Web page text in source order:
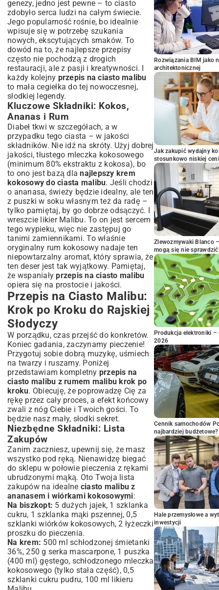
genezy, jedno jest pewne – to ciasto
zdobyło serca ludzi na całym świecie.
Jego popularność rośnie, bo idealnie
wpisuje się w potrzebę szukania
nowych, ekscytujących smaków. To
dowód na to, że najlepsze przepisy
często nie pochodzą z drogich
restauracji, ale z pasji i kreatywności. I
każdy kolejny przepis na ciasto malibu
to mała cegiełka do tej nowoczesnej,
słodkiej legendy.
Kluczowe Składniki: Kokos,
Ananas i Rum
Diabeł tkwi w szczegółach, a w
przypadku tego ciasta – w jakości
składników. Nie idź na skróty. Użyj dobrej
jakości, tłustego mleczka kokosowego
(minimum 80% ekstraktu z kokosa), bo
to ono jest bazą dlanajlepszy krem
kokosowy do ciasta malibu. Jeśli chodzi
o ananasa, świeży będzie idealny, ale ten
z puszki w soku własnym też da radę –
tylko pamiętaj, by go dobrze odsączyć. I
wreszcie likier Malibu. To on jest sercem
tego wypieku, więc nie zastępuj go
tanimi zamiennikami. To właśnie
oryginalny rum kokosowy nadaje ten
niepowtarzalny aromat, który sprawia, że
ten deser jest tak wyjątkowy. Pamiętaj,
że wspaniałyprzepis na ciasto malibu
opiera się na prostocie i jakości.
Przepis na Ciasto Malibu:
Krok po Kroku do Rajskiej
Słodyczy
W porządku, czas przejść do konkretów.
Koniec gadania, zaczynamy pieczenie!
Przygotuj sobie dobrą muzykę, uśmiech
na twarzy i ruszamy. Poniżej
przedstawiam kompletny przepis na
ciasto malibu z rumem malibu krok po
kroku. Obiecuję, że poprowadzę Cię za
rękę przez cały proces, a efekt końcowy
zwali z nóg Ciebie i Twoich gości. To
będzie nasz mały, słodki sekret.
Niezbędne Składniki: Lista
Zakupów
Zanim zaczniesz, upewnij się, że masz
wszystko pod ręką. Nienawidzę biegać
do sklepu w połowie pieczenia z rękami
ubrudzonymi mąką. Oto Twoja lista
zakupów na idealne ciasto malibu z
ananasem i wiórkami kokosowymi:
Na biszkopt: 5 dużych jajek, 1 szklanka
cukru, 1 szklanka mąki pszennej, 0,5
szklanki wiórków kokosowych, 2 łyżeczki
proszku do pieczenia.
Na krem: 500 ml schłodzonej śmietanki
36%, 250 g serka mascarpone, 1 puszka
(400 ml) gęstego, schłodzonego mleczka
kokosowego (tylko stała część), 0,5
szklanki cukru pudru, 100 ml likieru
Rozwiązania BIM jako
architektonicznej
Jak zakupić wydajny
stosunkowo niskiej
Zlewozmywaki Blanco
mogą się nie
Produkcja elektroniki –
2026
Cennik samochodów
najbardziej budżetowe?
Hale przemysłowe a
inwestycji